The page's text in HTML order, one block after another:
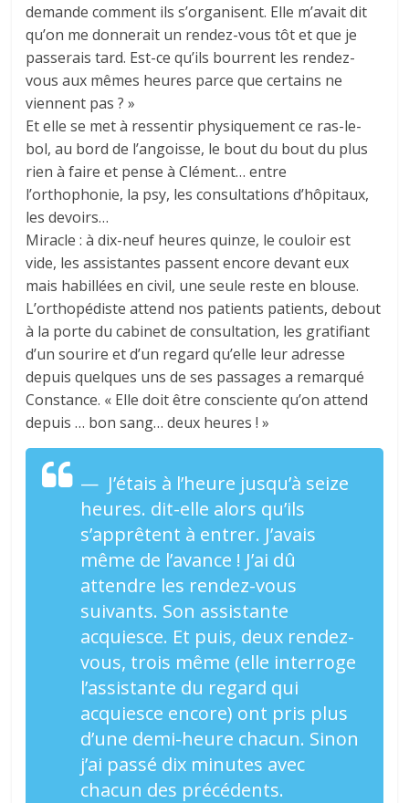
demande comment ils s’organisent. Elle m’avait dit
qu’on me donnerait un rendez-vous tôt et que je
passerais tard. Est-ce qu’ils bourrent les rendez-
vous aux mêmes heures parce que certains ne
viennent pas ? »
Et elle se met à ressentir physiquement ce ras-le-
bol, au bord de l’angoisse, le bout du bout du plus
rien à faire et pense à Clément… entre
l’orthophonie, la psy, les consultations d’hôpitaux,
les devoirs…
Miracle : à dix-neuf heures quinze, le couloir est
vide, les assistantes passent encore devant eux
mais habillées en civil, une seule reste en blouse.
L’orthopédiste attend nos patients patients, debout
à la porte du cabinet de consultation, les gratifiant
d’un sourire et d’un regard qu’elle leur adresse
depuis quelques uns de ses passages a remarqué
Constance. « Elle doit être consciente qu’on attend
depuis … bon sang… deux heures ! »
— J’étais à l’heure jusqu’à seize
heures. dit-elle alors qu’ils
s’apprêtent à entrer. J’avais
même de l’avance ! J’ai dû
attendre les rendez-vous
suivants. Son assistante
acquiesce. Et puis, deux rendez-
vous, trois même (elle interroge
l’assistante du regard qui
acquiesce encore) ont pris plus
d’une demi-heure chacun. Sinon
j’ai passé dix minutes avec
chacun des précédents.